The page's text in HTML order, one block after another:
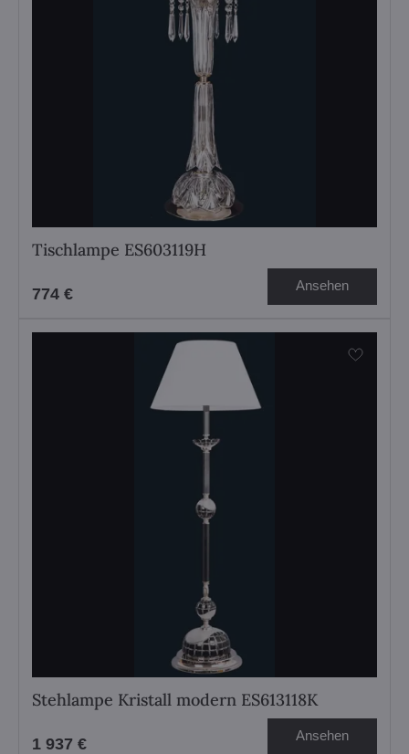
Tischlampe ES603119H
774 € Ansehen
Stehlampe Kristall modern ES613118K
1 937 € Ansehen